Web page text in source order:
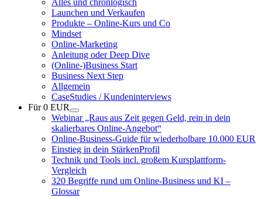
Alles und chronlogisch
Launchen und Verkaufen
Produkte – Online-Kurs und Co
Mindset
Online-Marketing
Anleitung oder Deep Dive
(Online-)Business Start
Business Next Step
Allgemein
CaseStudies / Kundeninterviews
Für 0 EUR
Webinar „Raus aus Zeit gegen Geld, rein in dein
skalierbares Online-Angebot“
Online-Business-Guide für wiederholbare 10.000 EUR
Einstieg in dein StärkenProfil
Technik und Tools incl. großem Kursplattform-
Vergleich
320 Begriffe rund um Online-Business und KI –
Glossar